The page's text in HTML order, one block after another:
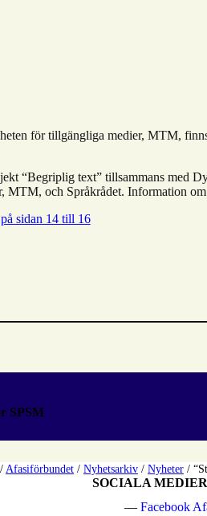
för tillgängliga medier, MTM,
“Begriplig text” tillsammans med
MTM, och Språkrådet. Information
sidan 14 till 16
SPSM
/ Afasiförbundet / Nyhetsarkiv / Nyheter /
SOCIALA
Facebook